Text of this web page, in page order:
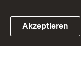
Akzeptieren